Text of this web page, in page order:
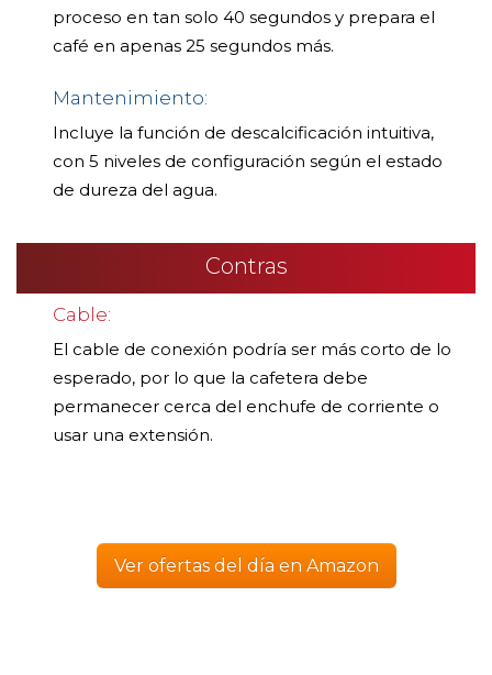
proceso en tan solo 40 segundos y prepara el
café en apenas 25 segundos más.
Mantenimiento:
Incluye la función de descalcificación intuitiva,
con 5 niveles de configuración según el estado
de dureza del agua.
Contras
Cable:
El cable de conexión podría ser más corto de lo
esperado, por lo que la cafetera debe
permanecer cerca del enchufe de corriente o
usar una extensión.
Ver ofertas del día en Amazon